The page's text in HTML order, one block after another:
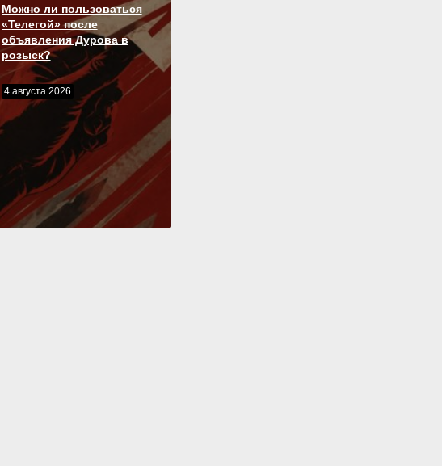
Можно ли пользоваться
«Телегой» после
объявления Дурова в
розыск?
4 августа 2026